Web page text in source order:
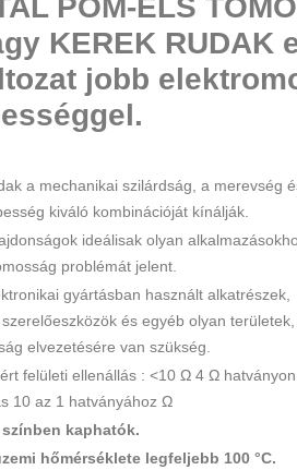
POM-ELS
KEREK RUDAK
jobb
a mechanikai szilárdság, a merevség
kiváló kombinációját kínálják.
ideálisak olyan
problémát jelent.
gyártásban használt alkatrészek,
és egyéb olyan
elvezetésére van szükség.
felületi ellenállás : <10 Ω 4 Ω
10 az 1 hatványához Ω
kaphatók.
hőmérséklete legfeljebb 100 °C.